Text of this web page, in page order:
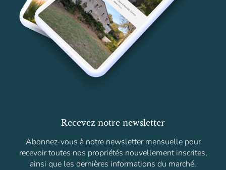
Recevez notre newsletter
Abonnez-vous à notre newsletter mensuelle pour
recevoir toutes nos propriétés nouvellement inscrites,
ainsi que les dernières informations du marché.